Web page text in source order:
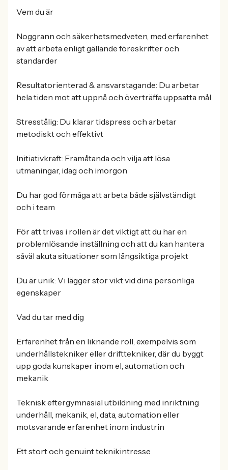
Vem du är
Noggrann och säkerhetsmedveten, med erfarenhet
av att arbeta enligt gällande föreskrifter och
standarder
Resultatorienterad & ansvarstagande: Du arbetar
hela tiden mot att uppnå och överträffa uppsatta mål
Stresstålig: Du klarar tidspress och arbetar
metodiskt och effektivt
Initiativkraft: Framåtanda och vilja att lösa
utmaningar, idag och imorgon
Du har god förmåga att arbeta både självständigt
och i team
För att trivas i rollen är det viktigt att du har en
problemlösande inställning och att du kan hantera
såväl akuta situationer som långsiktiga projekt
Du är unik: Vi lägger stor vikt vid dina personliga
egenskaper
Vad du tar med dig
Erfarenhet från en liknande roll, exempelvis som
underhållstekniker eller drifttekniker, där du byggt
upp goda kunskaper inom el, automation och
mekanik
Teknisk eftergymnasial utbildning med inriktning
underhåll, mekanik, el, data, automation eller
motsvarande erfarenhet inom industrin
Ett stort och genuint teknikintresse